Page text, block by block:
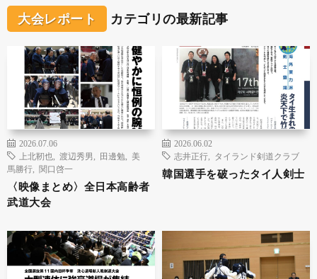
大会レポート カテゴリの最新記事
2026.07.06
上北靭也
渡辺秀男 田邊勉
美
馬勝行
関口啓一
〈映像まとめ〉全日本高齢者
武道大会
2026.06.02
志井正行
タイランド剣道クラブ
韓国選手を破ったタイ人剣士